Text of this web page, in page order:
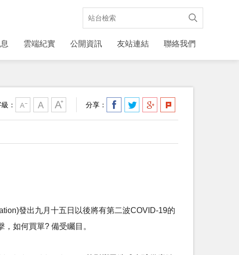
雲端紀實 公開資訊 友站連結 聯絡我們
： 分享：
發出九月十五日以後將有第二波COVID-19的
如何買單? 備受矚目。